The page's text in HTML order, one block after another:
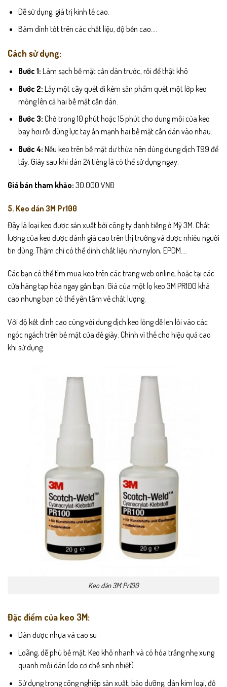
Dễ sử dụng, giá trị kinh tế cao.
Bám dính tốt trên các chất liệu, độ bền cao….
Cách sử dụng:
Bước 1: Làm sạch bề mặt cần dán trước, rồi để thật khô
Bước 2: Lấy một cây quét đi kèm sản phẩm quét một lớp keo
mỏng lên cả hai bề mặt cần dán.
Bước 3: Chờ trong 10 phút hoặc 15 phút cho dung môi của keo
bay hơi rồi dùng lực tay ấn mạnh hai bề mặt cần dán vào nhau.
Bước 4: Nếu keo trên bề mặt dư thừa nên dùng dung dịch T99 để
tẩy. Giày sau khi dán 24 tiếng là có thể sử dụng ngay.
Giá bán tham khảo: 30.000 VNĐ
5. Keo dán 3M Pr100
Đây là loại keo được sản xuất bởi công ty danh tiếng ở Mỹ 3M. Chất
lượng của keo được đánh giá cao trên thị trường và được nhiều người
tin dùng. Thậm chí có thể dính chất liệu như nylon, EPDM….
Các bạn có thể tìm mua keo trên các trang web online, hoặc tại các
cửa hàng tạp hóa ngay gần bạn. Giá của một lọ keo 3M PR100 khá
cao nhưng bạn có thể yên tâm về chất lượng.
Với độ kết dính cao cùng với dung dịch keo lỏng dễ len lỏi vào các
ngóc ngách trên bề mặt của đế giày. Chính vì thế cho hiệu quả cao
khi sử dụng.
Keo dán 3M Pr100
Đặc điểm của keo 3M:
Dán được nhựa và cao su
Loãng, dễ phủ bề mặt, Keo khô nhanh và có hóa trắng nhẹ xung
quanh mối dán (do cơ chế sinh nhiệt)
Sử dụng trong công nghiệp sản xuất, bảo dưỡng, dán kim loại, đồ